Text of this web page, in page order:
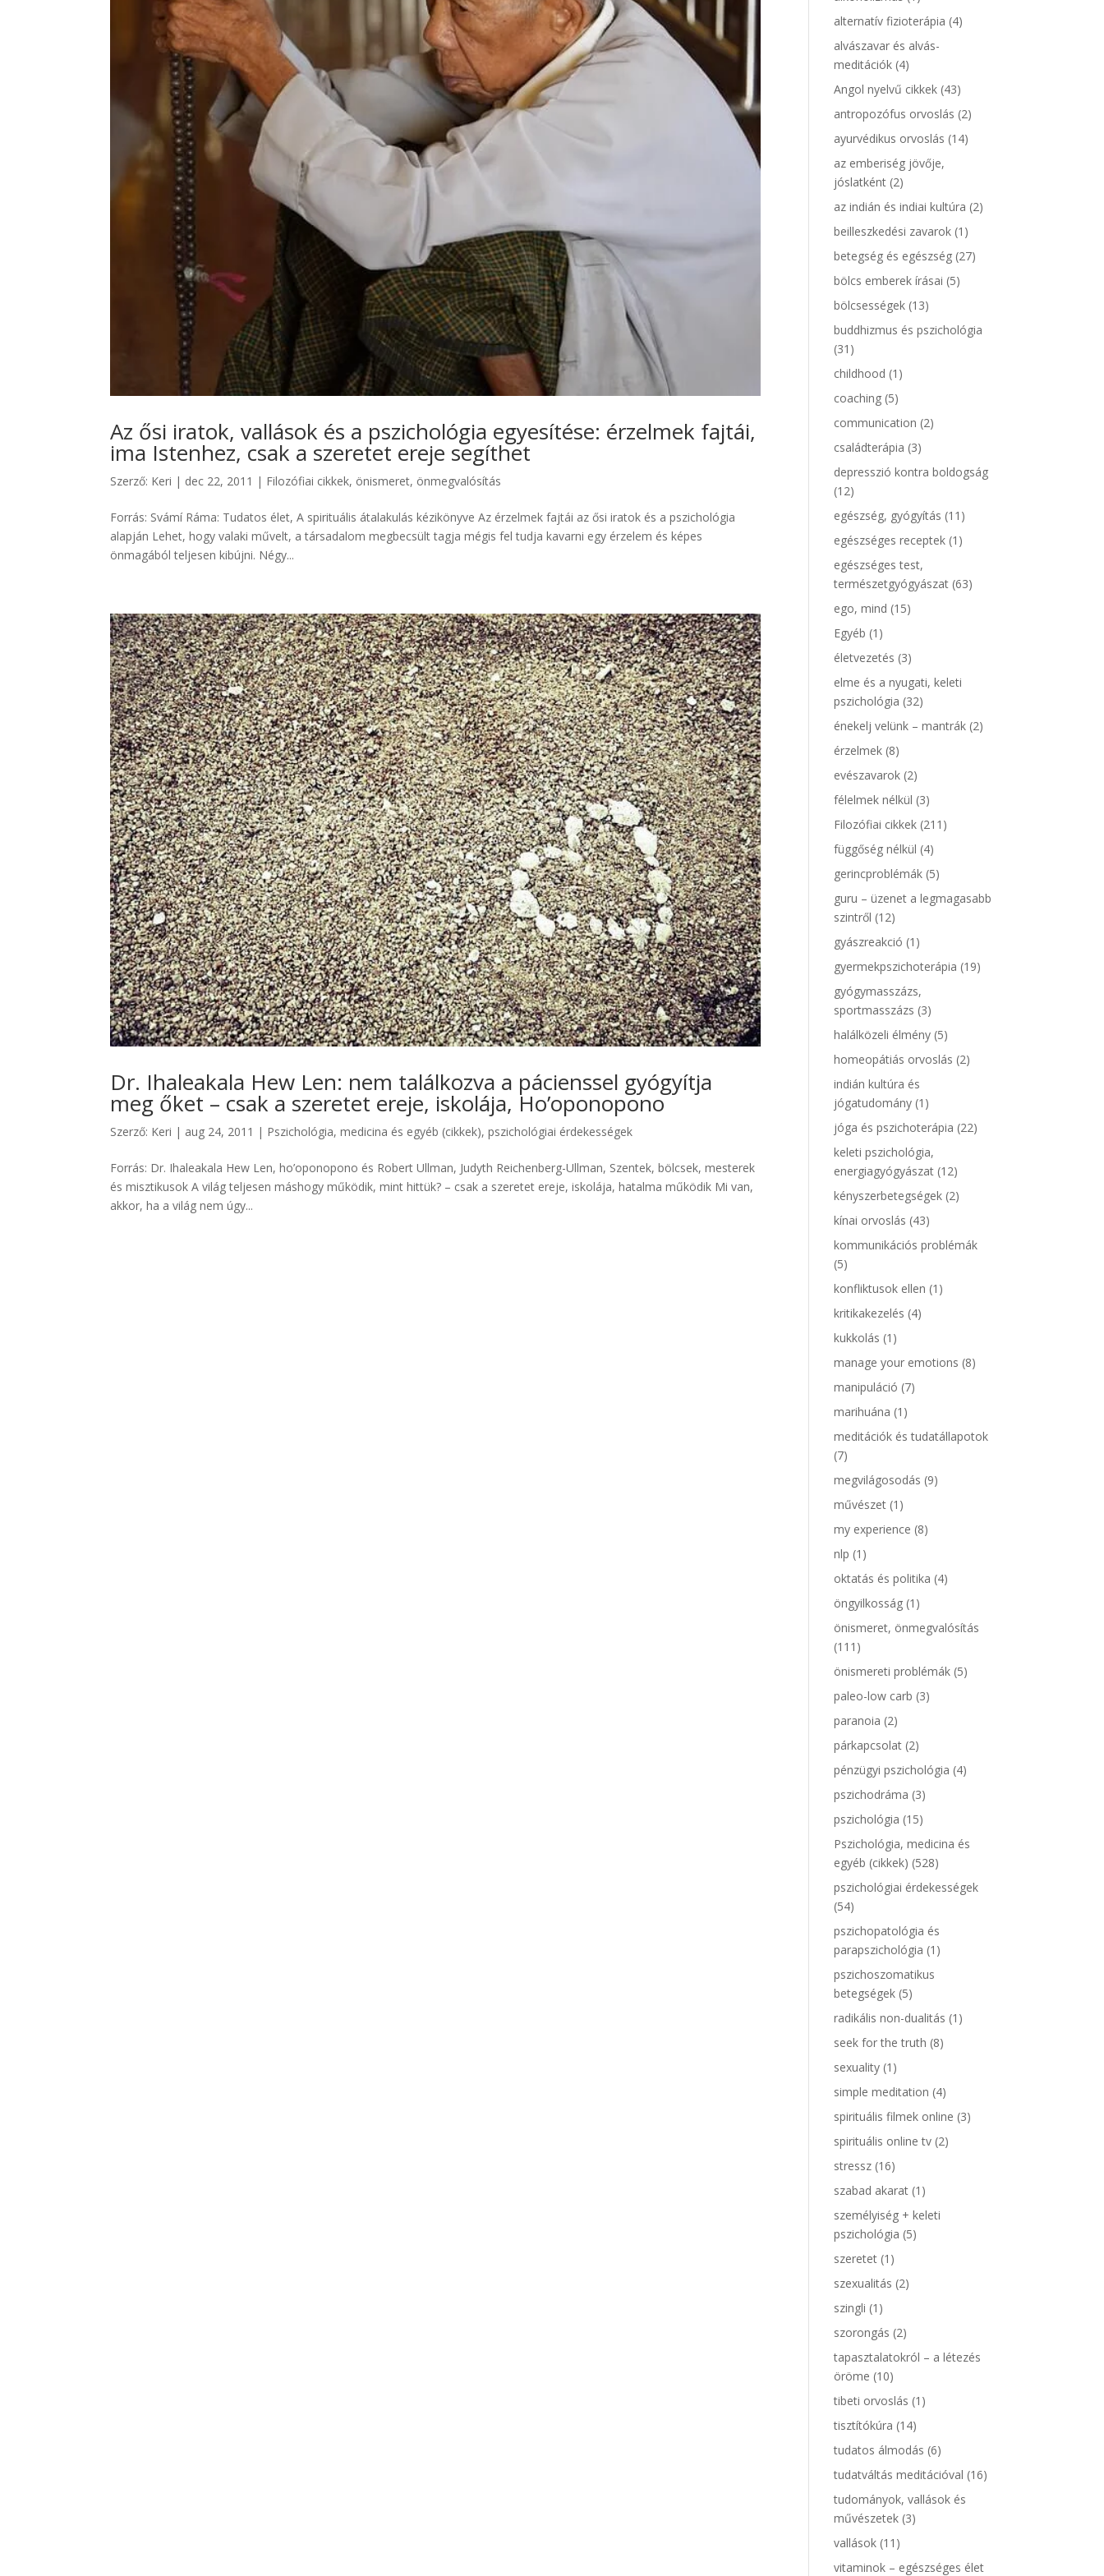
Az ősi iratok, vallások és a pszichológia egyesítése: érzelmek fajtái,
ima Istenhez, csak a szeretet ereje segíthet
Szerző: Keri | dec 22, 2011 | Filozófiai cikkek, önismeret, önmegvalósítás
Forrás: Svámí Ráma: Tudatos élet, A spirituális átalakulás kézikönyve Az érzelmek fajtái az ősi iratok és a pszichológia
alapján Lehet, hogy valaki művelt, a társadalom megbecsült tagja mégis fel tudja kavarni egy érzelem és képes
önmagából teljesen kibújni. Négy...
Dr. Ihaleakala Hew Len: nem találkozva a pácienssel gyógyítja
meg őket – csak a szeretet ereje, iskolája, Ho’oponopono
Szerző: Keri | aug 24, 2011 | Pszichológia, medicina és egyéb (cikkek),pszichológiai érdekességek
Forrás: Dr. Ihaleakala Hew Len, ho’oponopono és Robert Ullman, Judyth Reichenberg-Ullman, Szentek, bölcsek, mesterek
és misztikusok A világ teljesen máshogy működik, mint hittük? – csak a szeretet ereje, iskolája, hatalma működik Mi van,
akkor, ha a világ nem úgy...
alternatív fizioterápia (4)
alvászavar és alvás-
meditációk (4)
Angol nyelvű cikkek (43)
antropozófus orvoslás (2)
ayurvédikus orvoslás (14)
az emberiség jövője,
jóslatként (2)
az indián és indiai kultúra (2)
beilleszkedési zavarok (1)
betegség és egészség (27)
bölcs emberek írásai (5)
bölcsességek (13)
buddhizmus és pszichológia
(31)
childhood (1)
coaching (5)
communication (2)
családterápia (3)
depresszió kontra boldogság
(12)
egészség, gyógyítás (11)
egészséges receptek (1)
egészséges test,
természetgyógyászat (63)
ego, mind (15)
Egyéb (1)
életvezetés (3)
elme és a nyugati, keleti
pszichológia (32)
énekelj velünk – mantrák (2)
érzelmek (8)
evészavarok (2)
félelmek nélkül (3)
Filozófiai cikkek (211)
függőség nélkül (4)
gerincproblémák (5)
guru – üzenet a legmagasabb
szintről (12)
gyászreakció (1)
gyermekpszichoterápia (19)
gyógymasszázs,
sportmasszázs (3)
halálközeli élmény (5)
homeopátiás orvoslás (2)
indián kultúra és
jógatudomány (1)
jóga és pszichoterápia (22)
keleti pszichológia,
energiagyógyászat (12)
kényszerbetegségek (2)
kínai orvoslás (43)
kommunikációs problémák
(5)
konfliktusok ellen (1)
kritikakezelés (4)
kukkolás (1)
manage your emotions (8)
manipuláció (7)
marihuána (1)
meditációk és tudatállapotok
(7)
megvilágosodás (9)
művészet (1)
my experience (8)
nlp (1)
oktatás és politika (4)
öngyilkosság (1)
önismeret, önmegvalósítás
(111)
önismereti problémák (5)
paleo-low carb (3)
paranoia (2)
párkapcsolat (2)
pénzügyi pszichológia (4)
pszichodráma (3)
pszichológia (15)
Pszichológia, medicina és
egyéb (cikkek) (528)
pszichológiai érdekességek
(54)
pszichopatológia és
parapszichológia (1)
pszichoszomatikus
betegségek (5)
radikális non-dualitás (1)
seek for the truth (8)
sexuality (1)
simple meditation (4)
spirituális filmek online (3)
spirituális online tv (2)
stressz (16)
szabad akarat (1)
személyiség + keleti
pszichológia (5)
szeretet (1)
szexualitás (2)
szingli (1)
szorongás (2)
tapasztalatokról – a létezés
öröme (10)
tibeti orvoslás (1)
tisztítókúra (14)
tudatos álmodás (6)
tudatváltás meditációval (16)
tudományok, vallások és
művészetek (3)
vallások (11)
vitaminok – egészséges élet